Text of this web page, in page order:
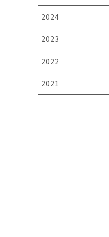
2024
2023
2022
2021